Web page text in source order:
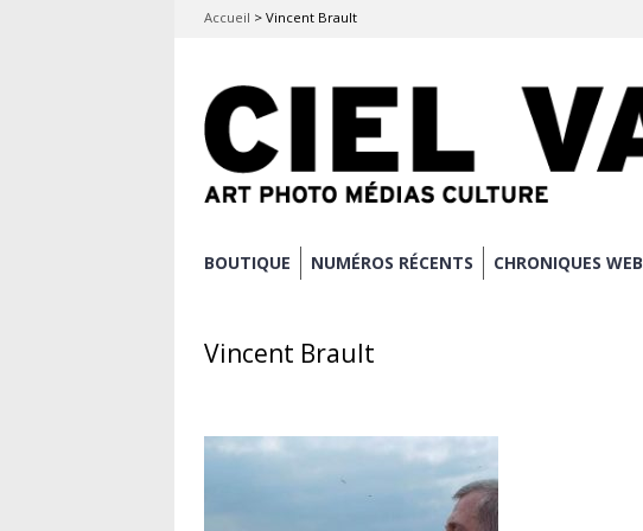
Accueil > Vincent Brault
Aller
principal
BOUTIQUE NUMÉROS RÉCENTS CHRONIQUES WEB
Vincent Brault